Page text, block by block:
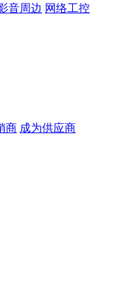
音周边 网络工控
商 成为供应商